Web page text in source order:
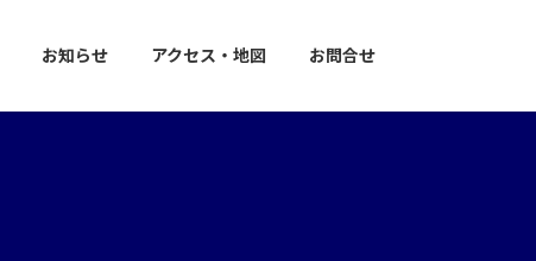
お知らせ アクセス・地図 お問合せ